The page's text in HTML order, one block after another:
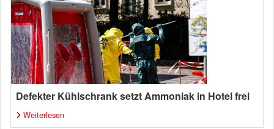
Defekter Kühlschrank setzt Ammoniak in Hotel frei
Weiterlesen